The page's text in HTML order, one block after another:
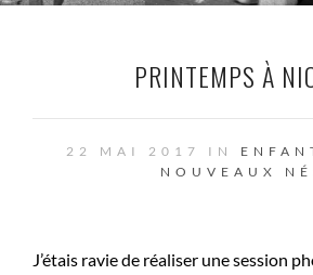
PRINTEMPS À
22 MAI 2017 IN
NOUVEAUX
J’étais ravie de réaliser une session